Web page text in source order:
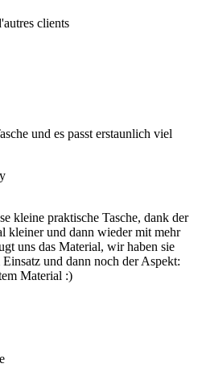
clients
und es passt erstaunlich viel
kleine praktische Tasche, dank der
kleiner und dann wieder mit mehr
uns das Material, wir haben sie
und dann noch der Aspekt:
Material :)